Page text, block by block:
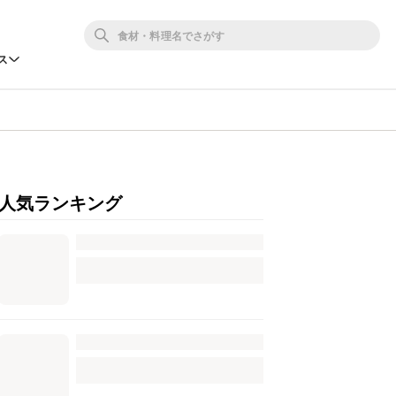
人気ランキング